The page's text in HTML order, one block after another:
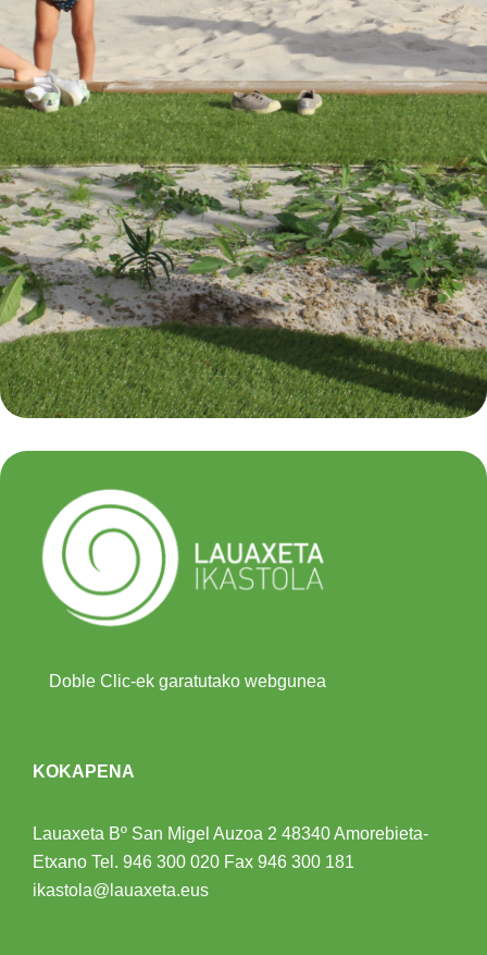
Doble Clic-ek garatutako webgunea
KOKAPENA
Lauaxeta Bº San Migel Auzoa 2 48340 Amorebieta-
Etxano Tel. 946 300 020 Fax 946 300 181
ikastola@lauaxeta.eus